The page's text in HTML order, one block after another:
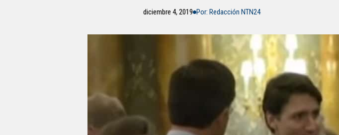
diciembre 4, 2019 Por: Redacción NTN24